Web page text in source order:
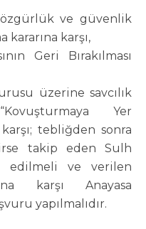
ve güvenlik
karşı,
Geri Bırakılması
üzerine savcılık
Yer
tebliğden sonra
takip eden Sulh
edilmeli ve verilen
karşı Anayasa
yapılmalıdır.